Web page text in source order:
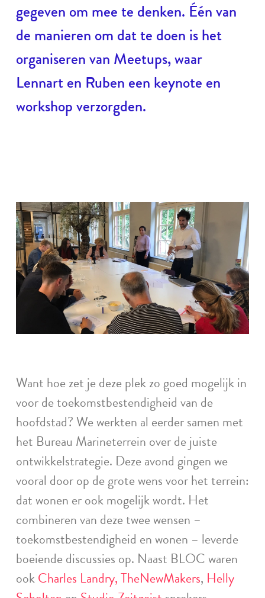
gegeven om mee te denken. Één van
de manieren om dat te doen is het
organiseren van Meetups, waar
Lennart en Ruben een keynote en
workshop verzorgden.
Want hoe zet je deze plek zo goed mogelijk in
voor de toekomstbestendigheid van de
hoofdstad? We werkten al eerder samen met
het Bureau Marineterrein over de juiste
ontwikkelstrategie. Deze avond gingen we
vooral door op de grote wens voor het terrein:
dat wonen er ook mogelijk wordt. Het
combineren van deze twee wensen –
toekomstbestendigheid en wonen – leverde
boeiende discussies op. Naast BLOC waren
ookCharles Landry, TheNewMakers, Helly